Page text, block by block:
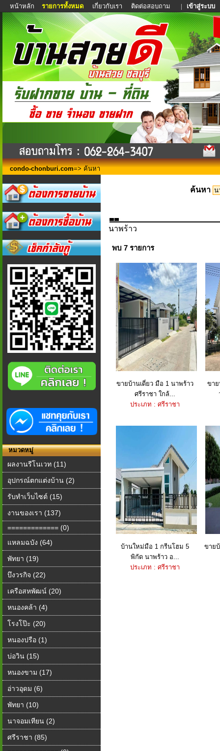
หน้าหลัก รายการทั้งหมด เกี่ยวกับเรา ติดต่อสอบถาม | เข้าสู่ระบบ
condo-chonburi.com=> ค้นหา
หมวดหมู่
ผลงานรีโนเวท (11)
อุปกรณ์ตกแต่งบ้าน (2)
รับทำเว็บไซต์ (15)
งานของเรา (137)
============= (0)
แหลมฉบัง (64)
พัทยา (19)
บึงวรกิจ (22)
เครือสหพัฒน์ (20)
หนองคล้า (4)
โรงโป๊ะ (20)
หนองปรือ (1)
บ่อวิน (15)
หนองขาม (17)
อ่าวอุดม (6)
พัทยา (10)
นาจอมเทียน (2)
ศรีราชา (85)
ค้นหา
นาพร้าว
พบ 7 รายการ
ขายบ้านเดี่ยว มือ 1 นาพร้าว
ศรีราชา ใกล้...
ประเภท : ศรีราชา
ขาย
บ้านใหม่มือ 1 กรีนโฮม 5
พิกัด นาพร้าว อ...
ประเภท : ศรีราชา
ขาย